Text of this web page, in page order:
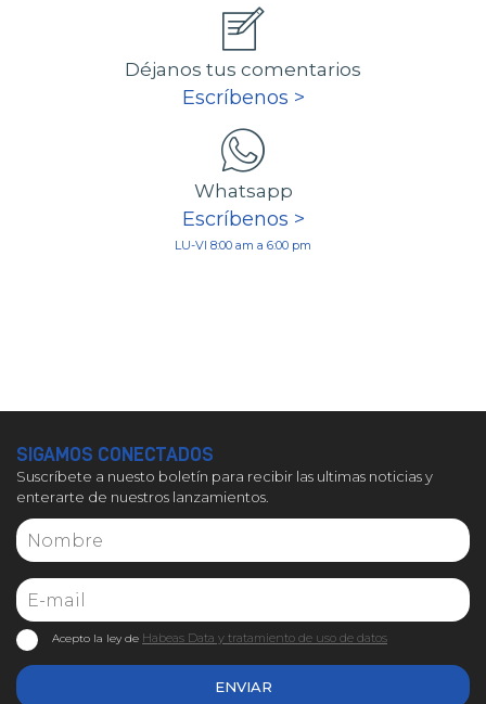
Déjanos tus comentarios
Escríbenos >
Whatsapp
Escríbenos >
LU-VI 8:00 am a 6:00 pm
SIGAMOS CONECTADOS
Suscríbete a nuesto boletín para recibir las ultimas noticias y
enterarte de nuestros lanzamientos.
ENVIAR
Acepto la ley de Habeas Data y tratamiento de uso de datos